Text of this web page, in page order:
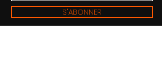
S'ABONNER